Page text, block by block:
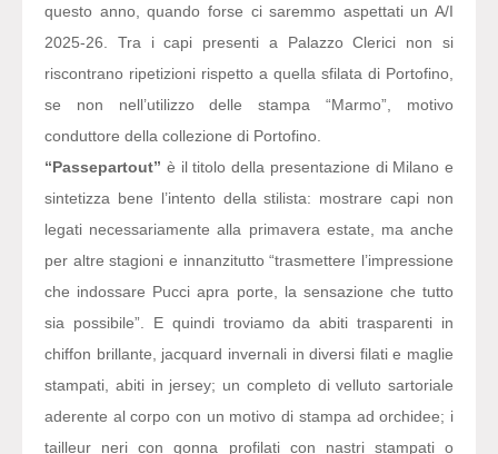
questo anno, quando forse ci saremmo aspettati un A/I
2025-26. Tra i capi presenti a Palazzo Clerici non si
riscontrano ripetizioni rispetto a quella sfilata di Portofino,
se non nell’utilizzo delle stampa “Marmo”, motivo
conduttore della collezione di Portofino.
“Passepartout” è il titolo della presentazione di Milano e
sintetizza bene l’intento della stilista: mostrare capi non
legati necessariamente alla primavera estate, ma anche
per altre stagioni e innanzitutto “trasmettere l’impressione
che indossare Pucci apra porte, la sensazione che tutto
sia possibile”. E quindi troviamo da abiti trasparenti in
chiffon brillante, jacquard invernali in diversi filati e maglie
stampati, abiti in jersey; un completo di velluto sartoriale
aderente al corpo con un motivo di stampa ad orchidee; i
tailleur neri con gonna profilati con nastri stampati o